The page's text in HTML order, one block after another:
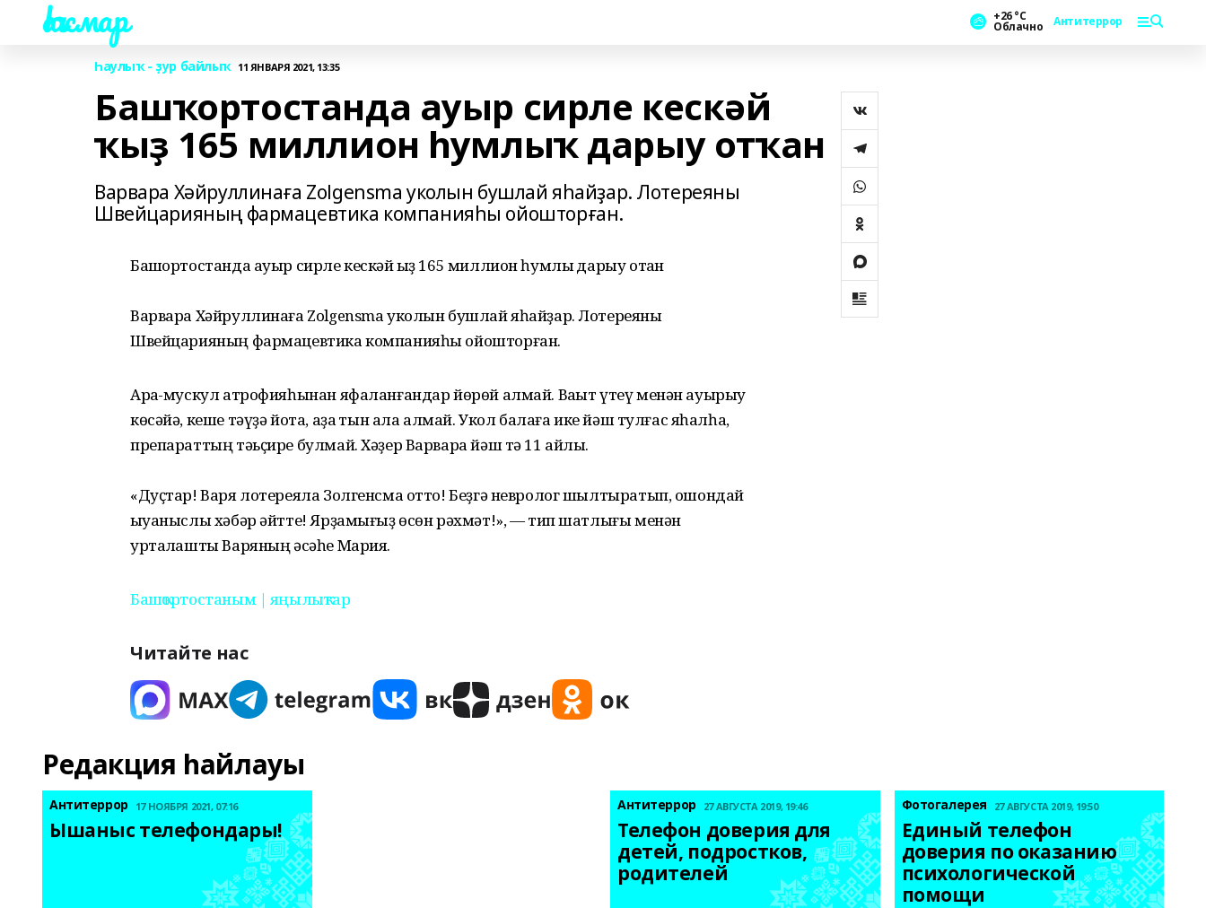
Һаҡмар +26 °С
Облачно Антитеррор
Һаулыҡ - ҙур байлыҡ 11 ЯНВАРЯ 2021, 13:35
Башҡортостанда ауыр сирле кескәй
ҡыҙ 165 миллион һумлыҡ дарыу отҡан
Варвара Хәйруллинаға Zolgensma уколын бушлай яһайҙар. Лотереяны
Швейцарияның фармацевтика компанияһы ойошторған.
Башҡортостанда ауыр сирле кескәй ҡыҙ 165 миллион һумлыҡ дарыу отҡан
Варвара Хәйруллинаға Zolgensma уколын бушлай яһайҙар. Лотереяны
Швейцарияның фармацевтика компанияһы ойошторған.
Арҡа-мускул атрофияһынан яфаланғандар йөрөй алмай. Ваҡыт үтеү менән ауырыу
көсәйә, кеше тәүҙә йота, аҙаҡ тын ала алмай. Укол балаға ике йәш тулғас яһалһа,
препараттың тәьҫире булмай. Хәҙер Варвара йәш тә 11 айлыҡ.
«Дуҫтар! Варя лотереяла Золгенсма отто! Беҙгә невролог шылтыратып, ошондай
ҡыуаныслы хәбәр әйтте! Ярҙамығыҙ өсөн рәхмәт!», — тип шатлығы менән
уртаҡлашты Варяның әсәһе Мария.
Башҡортостаным | яңылыҡтар
Читайте нас
Редакция һайлауы
Антитеррор 17 НОЯБРЯ 2021, 07:16
Ышаныс телефондары!
Антитеррор 27 АВГУСТА 2019, 19:46
Телефон доверия для
детей, подростков,
родителей
Фотогалерея 27 АВГУСТА 2019, 19:50
Единый телефон
доверия по оказанию
психологической
помощи